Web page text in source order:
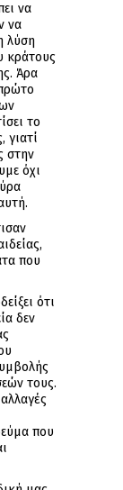
να
να
λύση
κράτους
Άρα
το
γιατί
στην
όχι
που
ότι
δεν
τους.
που